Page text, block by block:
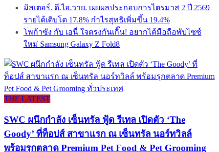
มิสเตอร์. ดี.ไอ.วาย. เผยผลประกอบการไตรมาส 2 ปี 2569
รายได้เติบโต 17.8% กำไรสุทธิเพิ่มขึ้น 19.4%
โพก้าซัง กับ เอนี่ ใจตรงกันเกิ๊น! อยากได้มือถือพับไซซ์
ใหม่ Samsung Galaxy Z Fold8
THE LATEST
SWC ผนึกกำลัง เซ็นทรัล ฟู้ด รีเทล เปิดตัว ‘The
Goody’ ที่ท็อปส์ สาขาแรก ณ เซ็นทรัล นอร์ทวิลล์
พร้อมรุกตลาด Premium Pet Food & Pet Grooming